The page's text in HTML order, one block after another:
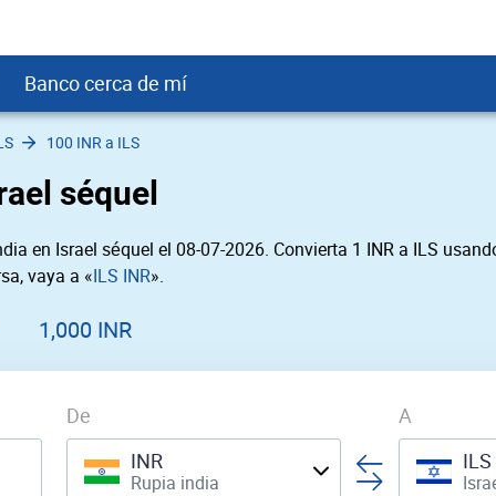
crediticio
Banco cerca de mí
de Mí
Cerca de Mí
de Mí
Cerca de Mí
100 INR a ILS
séquel
en Israel séquel el 08-07-2026. Convierta 1 INR a ILS
vaya a «ILS INR».
1,000 INR
De
INR
Rupia india
A
ILS